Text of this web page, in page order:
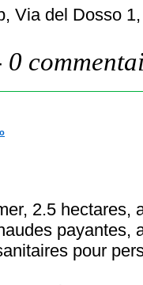
, Via del Dosso
0
2.5 hectares,
payantes,
pour